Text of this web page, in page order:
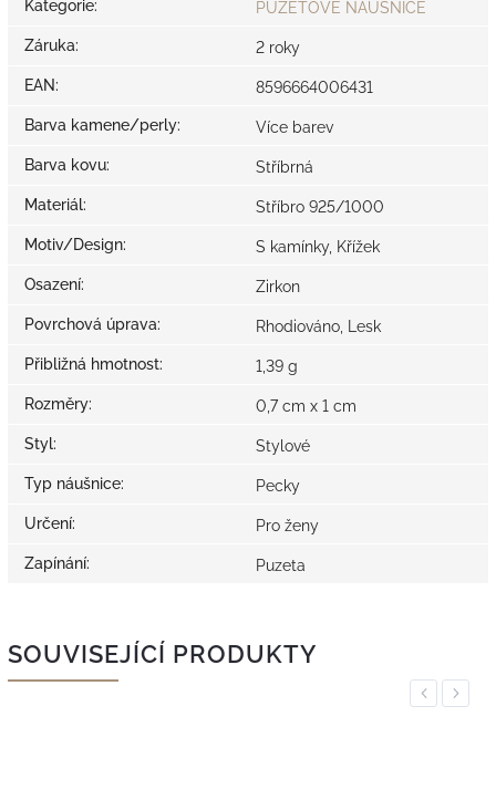
Kategorie: PUZETOVÉ NÁUŠNICE
Záruka: 2 roky
EAN: 8596664006431
Barva kamene/perly: Více barev
Barva kovu: Stříbrná
Materiál: Stříbro 925/1000
Motiv/Design: S kamínky, Křížek
Osazení: Zirkon
Povrchová úprava: Rhodiováno, Lesk
Přibližná hmotnost: 1,39 g
Rozměry: 0,7 cm x 1 cm
Styl: Stylové
Typ náušnice: Pecky
Určení: Pro ženy
Zapínání: Puzeta
SOUVISEJÍCÍ PRODUKTY
Previous
Next